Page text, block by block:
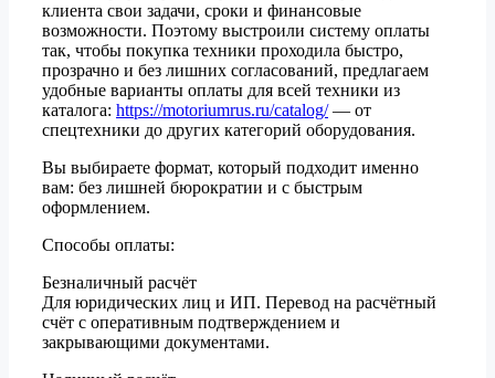
клиента свои задачи, сроки и финансовые
возможности. Поэтому выстроили систему оплаты
так, чтобы покупка техники проходила быстро,
прозрачно и без лишних согласований, предлагаем
удобные варианты оплаты для всей техники из
каталога: https://motoriumrus.ru/catalog/— от
спецтехники до других категорий оборудования.
Вы выбираете формат, который подходит именно
вам: без лишней бюрократии и с быстрым
оформлением.
Способы оплаты:
Безналичный расчёт
Для юридических лиц и ИП. Перевод на расчётный
счёт с оперативным подтверждением и
закрывающими документами.